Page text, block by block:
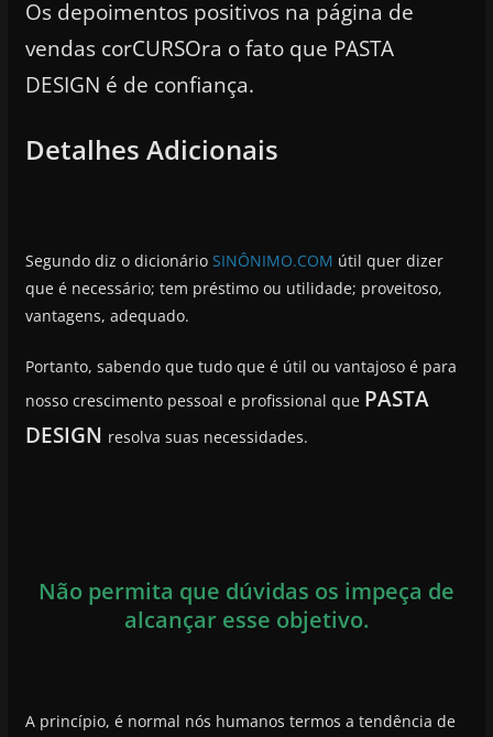
Os depoimentos positivos na página de
vendas corCURSOra o fato que PASTA
DESIGN é de confiança.
Detalhes Adicionais
Segundo diz o dicionário SINÔNIMO.COM útil quer dizer
que é necessário; tem préstimo ou utilidade; proveitoso,
vantagens, adequado.
Portanto, sabendo que tudo que é útil ou vantajoso é para
nosso crescimento pessoal e profissional que PASTA
DESIGN resolva suas necessidades.
Não permita que dúvidas os impeça de
alcançar esse objetivo.
A princípio, é normal nós humanos termos a tendência de